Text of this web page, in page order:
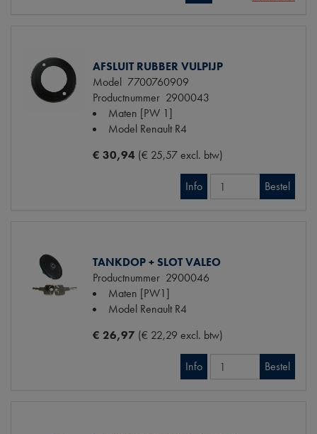
AFSLUIT RUBBER VULPIJP
Model 7700760909
Productnummer 2900043
Maten [PW 1]
Model Renault R4
€ 30,94 (€ 25,57 excl. btw)
Info Bestel
TANKDOP + SLOT VALEO
Productnummer 2900046
Maten [PW1]
Model Renault R4
€ 26,97 (€ 22,29 excl. btw)
Info Bestel